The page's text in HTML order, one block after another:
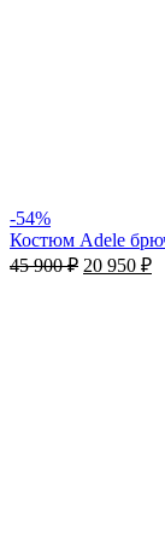
-54%
Костюм Adele
45 900₽ 20 950 ₽